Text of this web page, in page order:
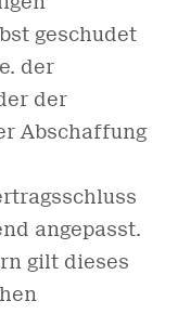
geschudet
der
der
Abschaffung
angepasst.
gilt dieses